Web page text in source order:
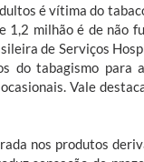
é vítima do
1,2 milhão é de não
de Serviços
do tabagismo para
Vale
nos produtos